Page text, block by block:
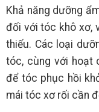
Khả năng dưỡng
đối với tóc khô xơ,
thiếu. Các loại
tóc, cùng với hoạt
để tóc phục hồi
mái tóc xơ rối cần